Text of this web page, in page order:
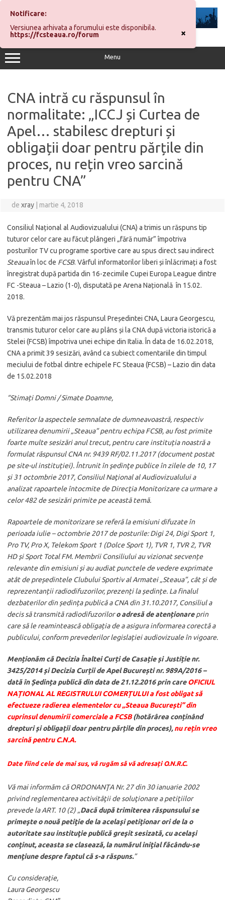
Sari
conținut
Menu
CNA intră cu răspunsul în
normalitate: „ICCJ și Curtea de
Apel… stabilesc drepturi și
obligații doar pentru părțile din
proces, nu rețin vreo sarcină
pentru CNA”
de xray martie 4, 2018
Consiliul Național al Audiovizualului (CNA) a trimis un răspuns tip
tuturor celor care au făcut plângeri „fără număr” împotriva
posturilor TV cu programe sportive care au spus direct sau indirect
Steauaîn loc de FCSB. Vârful informatorilor liberi și înlăcrimați a fost
înregistrat după partida din 16-zecimile Cupei Europa League dintre
FC -Steaua – Lazio (1-0), disputată pe Arena Națională în 15.02.
2018.
Vă prezentăm mai jos răspunsul Președintei CNA, Laura Georgescu,
transmis tuturor celor care au plâns și la CNA după victoria istorică a
Stelei (FCSB) împotriva unei echipe din Italia. În data de 16.02.2018,
CNA a primit 39 sesizări, având ca subiect comentariile din timpul
meciului de fotbal dintre echipele FC Steaua (FCSB) – Lazio din data
de 15.02.2018
“Stimați Domni / Simate Doamne,
Referitor la aspectele semnalate de dumneavoastră, respectiv
utilizarea denumirii „Steaua” pentru echipa FCSB, au fost primite
foarte multe sesizări anul trecut, pentru care instituția noastră a
formulat răspunsul CNA nr. 9439 RF/02.11.2017 (document postat
pe site-ul instituției). Întrunit în şedinţe publice în zilele de 10, 17
și 31 octombrie 2017, Consiliul Naţional al Audiovizualului a
analizat rapoartele întocmite de Direcţia Monitorizare ca urmare a
celor 482 de sesizări primite pe această temă.
Rapoartele de monitorizare se referă la emisiuni difuzate în
perioada iulie – octombrie 2017 de posturile: Digi 24, Digi Sport 1,
Pro TV, Pro X, Telekom Sport 1 (Dolce Sport 1), TVR 1, TVR 2, TVR
HD și Sport Total FM. Membrii Consiliului au vizionat secvențe
relevante din emisiuni și au audiat punctele de vedere exprimate
atât de președintele Clubului Sportiv al Armatei „Steaua”, cât și de
reprezentanții radiodifuzorilor, prezenți la ședințe. La finalul
dezbaterilor din ședința publică a CNA din 31.10.2017, Consiliul a
decis să transmită radiodifuzoriloro adresă de atenționareprin
care să le reamintească obligația de a asigura informarea corectă a
publicului, conform prevederilor legislației audiovizuale în vigoare.
Menționăm că Decizia Înaltei Curți de Casație și Justiție nr.
3425/2014 și Decizia Curții de Apel București nr. 989A/2016 –
dată în Ședința publică din data de 21.12.2016 prin careOFICIUL
NAȚIONAL AL REGISTRULUI COMERȚULUI a fost obligat să
efectueze radierea elementelor cu „Steaua București” din
cuprinsul denumirii comerciale a FCSB(hotărârea conținând
drepturi și obligații doar pentru părțile din proces),nu rețin vreo
sarcină pentru C.N.A.
Date fiind cele de mai sus, vă rugăm să vă adresați O.N.R.C.
Vă mai informăm că ORDONANŢA Nr. 27 din 30 ianuarie 2002
privind reglementarea activităţii de soluţionare a petiţiilor
prevede la ART. 10 (2) „Dacă după trimiterea răspunsului se
primeşte o nouă petiţie de la acelaşi petiţionar ori de la o
autoritate sau instituţie publică greşit sesizată, cu acelaşi
conţinut, aceasta se clasează, la numărul iniţial făcându-se
menţiune despre faptul că s-a răspuns.”
Cu consideraţie,
Laura Georgescu
×
Notificare:
Versiunea arhivata a forumului este disponibila.
https://fcsteaua.ro/forum